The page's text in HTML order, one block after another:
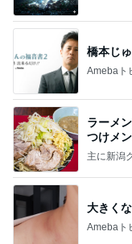
橋本じ
Amebaト
ラーメ
つけメ
主に新潟
大きく
Amebaト